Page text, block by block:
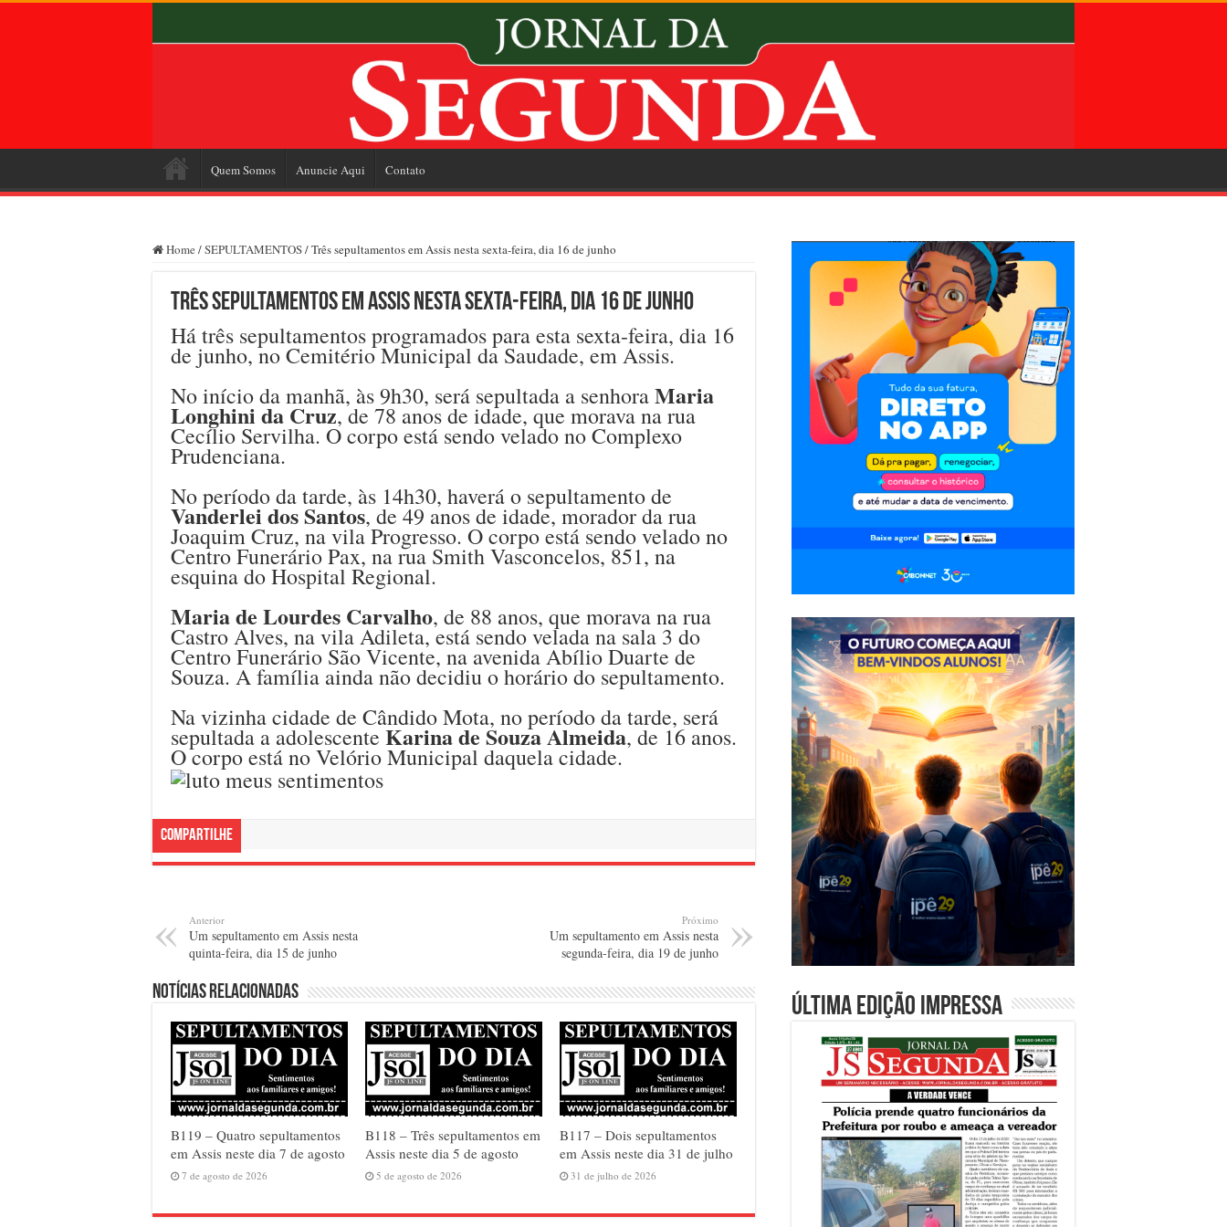
Quem Somos Anuncie Aqui Contato
Home /SEPULTAMENTOS/Três sepultamentos em Assis nesta sexta-feira, dia 16 de junho
Três sepultamentos em Assis nesta sexta-feira, dia 16 de junho
Há três sepultamentos programados para esta sexta-feira, dia 16
de junho, no Cemitério Municipal da Saudade, em Assis.
No início da manhã, às 9h30, será sepultada a senhoraMaria
Longhini da Cruz, de 78 anos de idade, que morava na rua
Cecílio Servilha. O corpo está sendo velado no Complexo
Prudenciana.
No período da tarde, às 14h30, haverá o sepultamento de
Vanderlei dos Santos, de 49 anos de idade, morador da rua
Joaquim Cruz, na vila Progresso. O corpo está sendo velado no
Centro Funerário Pax, na rua Smith Vasconcelos, 851, na
esquina do Hospital Regional.
Maria de Lourdes Carvalho, de 88 anos, que morava na rua
Castro Alves, na vila Adileta, está sendo velada na sala 3 do
Centro Funerário São Vicente, na avenida Abílio Duarte de
Souza. A família ainda não decidiu o horário do sepultamento.
Na vizinha cidade de Cândido Mota, no período da tarde, será
sepultada a adolescente Karina de Souza Almeida, de 16 anos.
O corpo está no Velório Municipal daquela cidade.
Compartilhe
Anterior
Um sepultamento em Assis nesta
quinta-feira, dia 15 de junho
Próximo
Um sepultamento em Assis nesta
segunda-feira, dia 19 de junho
Notícias relacionadas
B119 – Quatro sepultamentos
em Assis neste dia 7 de agosto
7 de agosto de 2026
B118 – Três sepultamentos em
Assis neste dia 5 de agosto
5 de agosto de 2026
B117 – Dois sepultamentos
em Assis neste dia 31 de julho
31 de julho de 2026
Última edição impressa